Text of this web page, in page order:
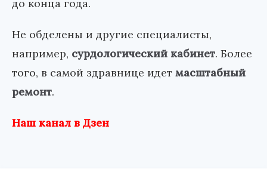
до конца года.
Не обделены и другие специалисты,
например, сурдологический кабинет. Более
того, в самой здравнице идет масштабный
ремонт.
Наш канал в Дзен